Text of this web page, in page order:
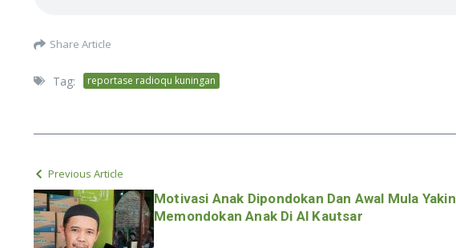
Share Article
Tag: reportase radioqu kuningan
Previous Article
Motivasi Anak Dipondokan Dan Awal Mula Yakin
Memondokan Anak Di Al Kautsar